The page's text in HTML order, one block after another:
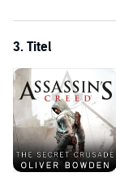
3. Titel